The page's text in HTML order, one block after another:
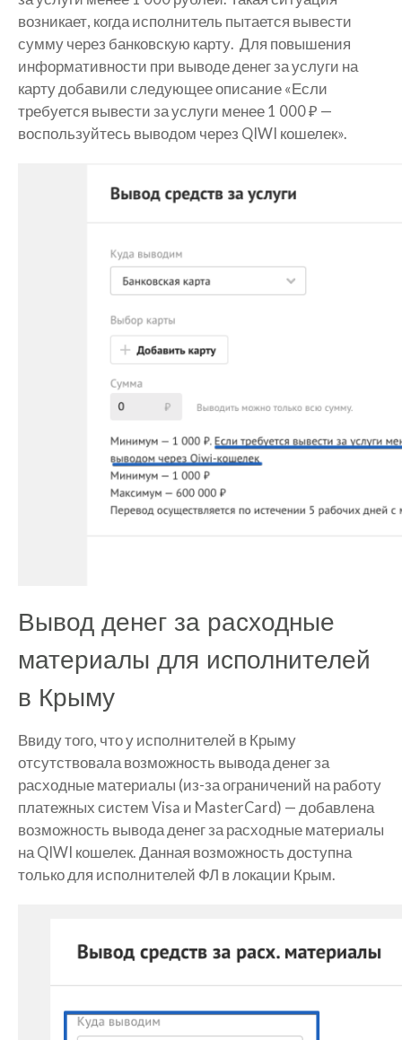
возникает, когда исполнитель пытается вывести
сумму через банковскую карту. Для повышения
информативности при выводе денег за услуги на
карту добавили следующее описание «Если
требуется вывести за услуги менее 1 000 ₽ —
воспользуйтесь выводом через QIWI кошелек».
Вывод денег за расходные
материалы для исполнителей
в Крыму
Ввиду того, что у исполнителей в Крыму
отсутствовала возможность вывода денег за
расходные материалы (из-за ограничений на работу
платежных систем Visa и MasterCard) — добавлена
возможность вывода денег за расходные материалы
на QIWI кошелек. Данная возможность доступна
только для исполнителей ФЛ в локации Крым.